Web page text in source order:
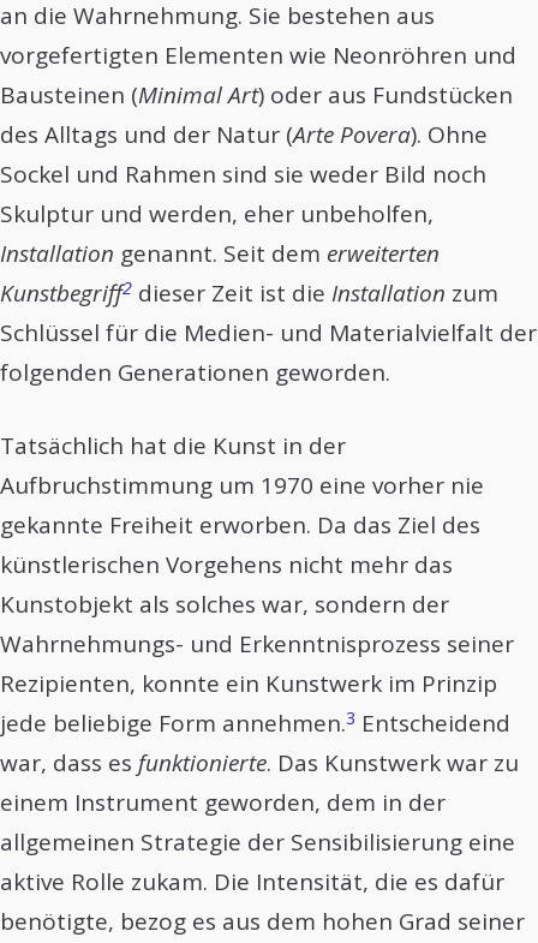
an die Wahrnehmung. Sie bestehen aus
vorgefertigten Elementen wie Neonröhren und
Bausteinen (Minimal Art) oder aus Fundstücken
des Alltags und der Natur (Arte Povera). Ohne
Sockel und Rahmen sind sie weder Bild noch
Skulptur und werden, eher unbeholfen,
Installation genannt. Seit dem erweiterten
Kunstbegriff2 dieser Zeit ist die Installation zum
Schlüssel für die Medien- und Materialvielfalt der
folgenden Generationen geworden.
Tatsächlich hat die Kunst in der
Aufbruchstimmung um 1970 eine vorher nie
gekannte Freiheit erworben. Da das Ziel des
künstlerischen Vorgehens nicht mehr das
Kunstobjekt als solches war, sondern der
Wahrnehmungs- und Erkenntnisprozess seiner
Rezipienten, konnte ein Kunstwerk im Prinzip
jede beliebige Form annehmen.3 Entscheidend
war, dass es funktionierte. Das Kunstwerk war zu
einem Instrument geworden, dem in der
allgemeinen Strategie der Sensibilisierung eine
aktive Rolle zukam. Die Intensität, die es dafür
benötigte, bezog es aus dem hohen Grad seiner